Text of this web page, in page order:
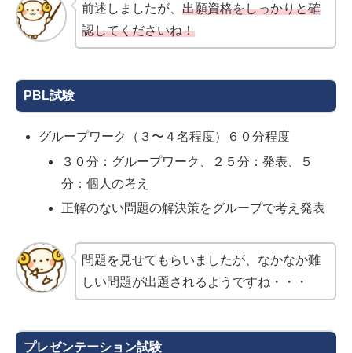
前述しましたが、出願資格をしっかりと確
認してくださいね！
PBL試験
グループワーク（３〜４名程度）６０分程度
３０分：グループワーク、２５分：発表、５
分：個人の考え
正解のない問題の解決策をグループで考え発表
問題を見せてもらいましたが、なかなか難
しい問題が出題されるようですね・・・
プレゼンテーション試験